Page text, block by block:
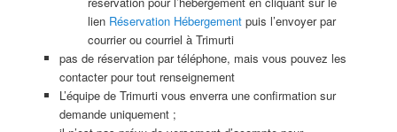
lien Réservation Hébergement puis l’envoyer par
courrier ou courriel à Trimurti
pas de réservation par téléphone, mais vous pouvez les
contacter pour tout renseignement
L’équipe de Trimurti vous enverra une confirmation sur
demande uniquement ;